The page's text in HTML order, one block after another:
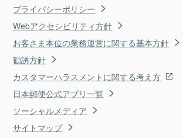
プライバシーポリシー
Webアクセシビリティ方針
お客さま本位の業務運営に関する基本方針
勧誘方針
カスタマーハラスメントに関する考え方
日本郵便公式アプリ一覧
ソーシャルメディア
サイトマップ